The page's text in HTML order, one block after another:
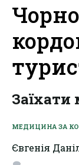
Заїхати
МЕДИЦИНА ЗА
Євгенія